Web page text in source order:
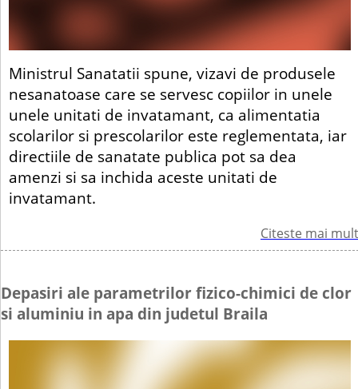
Ministrul Sanatatii spune, vizavi de produsele
nesanatoase care se servesc copiilor in unele
unele unitati de invatamant, ca alimentatia
scolarilor si prescolarilor este reglementata, iar
directiile de sanatate publica pot sa dea
amenzi si sa inchida aceste unitati de
invatamant.
Citeste mai mult
Depasiri ale parametrilor fizico-chimici de clor
si aluminiu in apa din judetul Braila